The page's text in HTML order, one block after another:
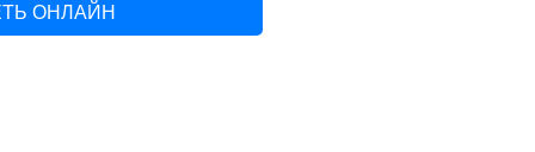
ОНЛАЙН